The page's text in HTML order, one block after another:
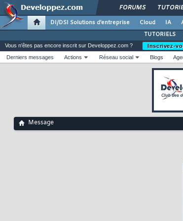
FORUMS
DI/DSI Solutions d'entreprise Cloud IA
TUTORIELS
Vous n'êtes pas encore inscrit sur Developpez.com ?
Inscrivez-
Derniers messages
Actions Réseau social Blogs
Message